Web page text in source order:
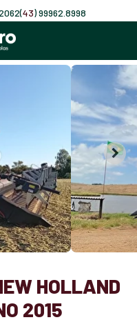
(43) 99962.8998
HOLLAND
2015